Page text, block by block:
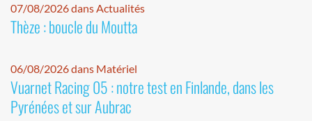
07/08/2026 dans Actualités
Thèze : boucle du Moutta
06/08/2026 dans Matériel
Vuarnet Racing 05 : notre test en Finlande, dans les
Pyrénées et sur Aubrac